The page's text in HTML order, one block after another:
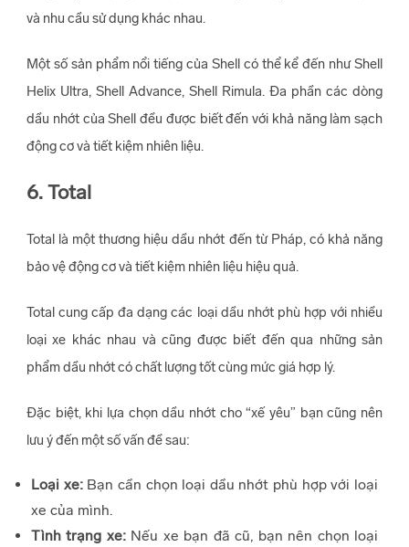
và nhu cầu sử dụng khác nhau.
Một số sản phẩm nổi tiếng của Shell có thể kể đến như Shell
Helix Ultra, Shell Advance, Shell Rimula. Đa phần các dòng
dầu nhớt của Shell đều được biết đến với khả năng làm sạch
động cơ và tiết kiệm nhiên liệu.
6. Total
Total là một thương hiệu dầu nhớt đến từ Pháp, có khả năng
bảo vệ động cơ và tiết kiệm nhiên liệu hiệu quả.
Total cung cấp đa dạng các loại dầu nhớt phù hợp với nhiều
loại xe khác nhau và cũng được biết đến qua những sản
phẩm dầu nhớt có chất lượng tốt cùng mức giá hợp lý.
Đặc biệt, khi lựa chọn dầu nhớt cho “xế yêu” bạn cũng nên
lưu ý đến một số vấn đề sau:
Loại xe:Bạn cần chọn loại dầu nhớt phù hợp với loại
xe của mình.
Tình trạng xe:Nếu xe bạn đã cũ, bạn nên chọn loại